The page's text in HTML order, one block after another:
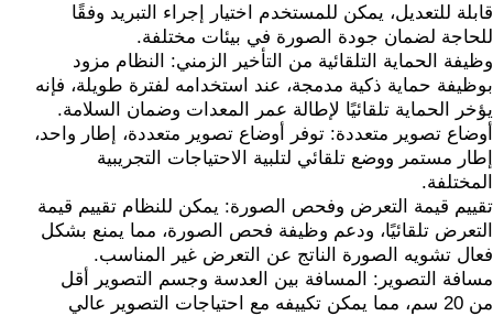
قابلة للتعديل، يمكن للمستخدم اختيار إجراء التبريد وفقًا
للحاجة لضمان جودة الصورة في بيئات مختلفة.
وظيفة الحماية التلقائية من التأخير الزمني: النظام مزود
بوظيفة حماية ذكية مدمجة، عند استخدامه لفترة طويلة، فإنه
يؤخر الحماية تلقائيًا لإطالة عمر المعدات وضمان السلامة.
أوضاع تصوير متعددة: توفر أوضاع تصوير متعددة، إطار واحد،
إطار مستمر ووضع تلقائي لتلبية الاحتياجات التجريبية
المختلفة.
تقييم قيمة التعرض وفحص الصورة: يمكن للنظام تقييم قيمة
التعرض تلقائيًا، ودعم وظيفة فحص الصورة، مما يمنع بشكل
فعال تشويه الصورة الناتج عن التعرض غير المناسب.
مسافة التصوير: المسافة بين العدسة وجسم التصوير أقل
من 20 سم، مما يمكن تكييفه مع احتياجات التصوير عالي